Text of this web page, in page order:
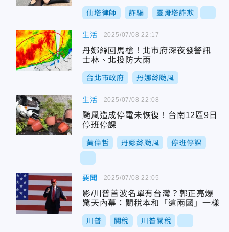
仙塔律師 詐騙 靈骨塔詐欺
生活
丹娜絲回馬槍！北市府深夜發警訊
士林、北投防大雨
台北市政府 丹娜絲颱風
2025/07/08 22:17
生活
颱風造成停電未恢復！台南12區9日
停班停課
黃偉哲 丹娜絲颱風 停班停課
2025/07/08 22:08
要聞
影/川普首波名單有台灣？郭正亮爆
驚天內幕：關稅本和「這兩國」一樣
川普 關稅 川普關稅
2025/07/08 22:05